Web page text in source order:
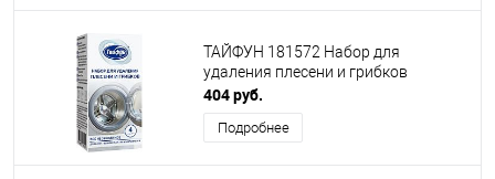
ТАЙФУН 181572 Набор для
удаления плесени и грибков
404 руб.
Подробнее